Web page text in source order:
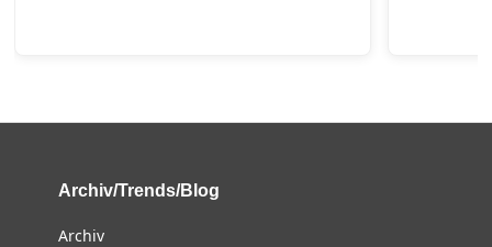
Archiv/Trends/Blog
Archiv